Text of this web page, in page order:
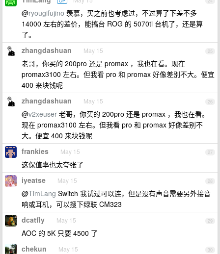
@ryougifujino 羡慕，买之前也考虑过，不过算了下差不多
14000 左右的差价，能搞台 ROG 的 5070ti 台机了，还是算
了。
25
zhangdashuan May 15
老哥，你买的 200pro 还是 promax ，我也在看。现在
promax3100 左右。但我看 pro 和 promax 好像差别不大。便宜
400 来块钱呢
26
zhangdashuan May 15
@v2xeuser 老哥，你买的 200pro 还是 promax ，我也在看。
现在 promax3100 左右。但我看 pro 和 promax 好像差别不
大。便宜 400 来块钱呢
27
frankies May 15
这保值率也太夸张了
28
iyeatse May 15
@TimLang Switch 我试过可以连，但是没有声音需要另外接音
响或耳机，可以搜下绿联 CM323
29
dcatfly May 15
AOC 的 5K 只要 4500 了
30
chekun May 15